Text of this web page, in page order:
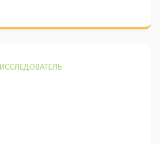
ИССЛЕДОВАТЕЛЬ